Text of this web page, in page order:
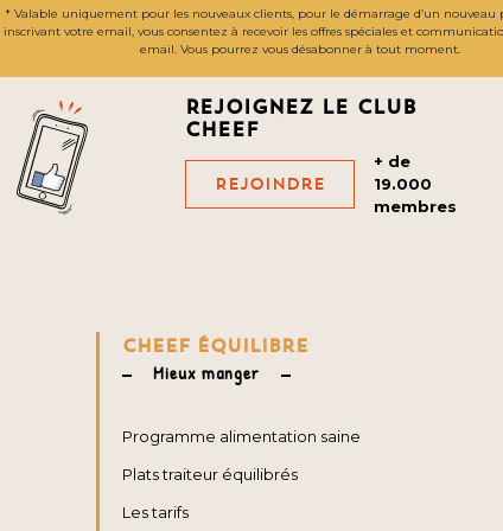
* Valable uniquement pour les nouveaux clients, pour le démarrage d’un nouveau
inscrivant votre email, vous consentez à recevoir les offres spéciales et
email. Vous pourrez vous désabonner à tout moment.
Rejoignez le club
cheef
Rejoindre
+ de
19.000
membres
CHEEF ÉQUILIBRE
Mieux manger
Programme alimentation saine
Plats traiteur équilibrés
Les tarifs